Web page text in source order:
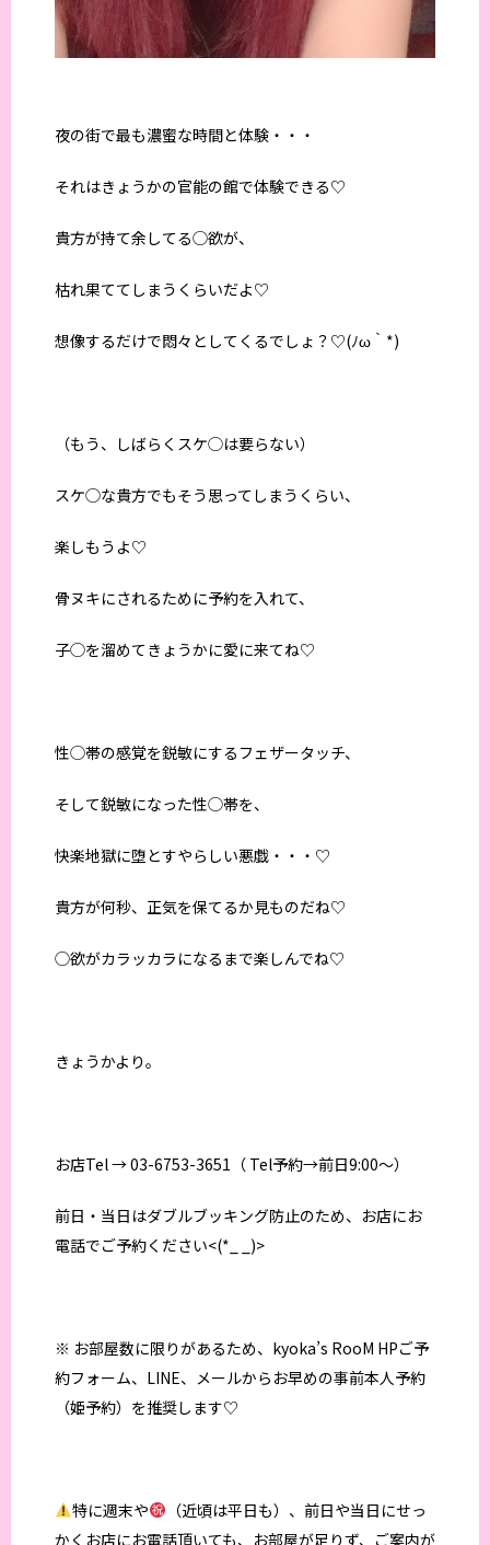
夜の街で最も濃蜜な時間と体験・・・
それはきょうかの官能の館で体験できる♡
貴方が持て余してる◯欲が、
枯れ果ててしまうくらいだよ♡
想像するだけで悶々と してくるでしょ？♡(ﾉω｀*)
（もう、 しばらくスケ◯は要らない）
スケ◯な貴方でもそう思ってしまうくらい、
楽しもうよ♡
骨ヌキにされるために予約を入れて、
子◯を溜めてきょうかに愛に来てね♡
性◯帯の感覚を鋭敏にするフェザータッチ、
そして鋭敏になった性◯帯を、
快楽地獄に堕とすやらしい悪戯 ・・・ ♡
貴方が何秒、正気を保てるか見ものだね♡
◯欲がカラッカラになるまで楽しんでね♡
きょうかより。
お店Tel → 03-6753-3651（ Tel予約→前日9:00〜）
前日・当日はダブルブッキング防止のため、お店にお
電話でご予約ください<(*_ _)>
※ お部屋数に限りがあるため、kyoka’s RooM HPご予
約フォーム、LINE、メールからお早めの事前本人予約
（姫予約）を推奨します♡
特に週末や
（近頃は平日も）、前日や当日にせっ
かくお店にお電話頂いても、お部屋が足りず、ご案内が